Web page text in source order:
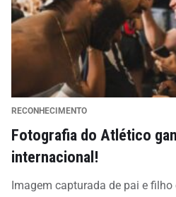
RECONHECIMENTO
Fotografia do Atlético
internacional!
Imagem capturada de pai e